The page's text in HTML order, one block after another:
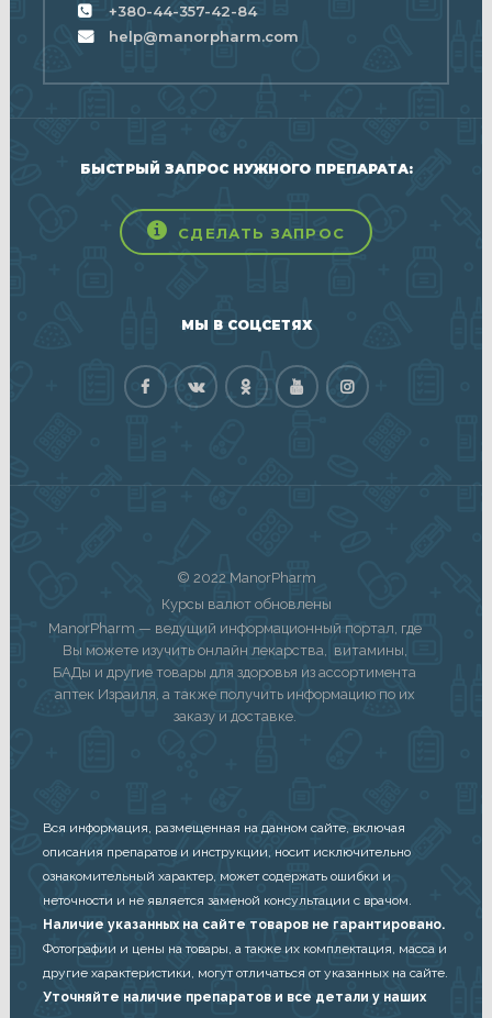
+380-44-357-42-84
help@manorpharm.com
БЫСТРЫЙ ЗАПРОС НУЖНОГО ПРЕПАРАТА:
СДЕЛАТЬ ЗАПРОС
МЫ В СОЦСЕТЯХ
© 2022 ManorPharm
Курсы валют обновлены
ManorPharm — ведущий информационный портал, где
Вы можете изучить онлайн лекарства, витамины,
БАДы и другие товары для здоровья из ассортимента
аптек Израиля, а также получить информацию по их
заказу и доставке.
Вся информация, размещенная на данном сайте, включая
описания препаратов и инструкции, носит исключительно
ознакомительный характер, может содержать ошибки и
неточности и не является заменой консультации с врачом.
Наличие указанных на сайте товаров не гарантировано.
Фотографии и цены на товары, а также их комплектация, масса и
другие характеристики, могут отличаться от указанных на сайте.
Уточняйте наличие препаратов и все детали у наших